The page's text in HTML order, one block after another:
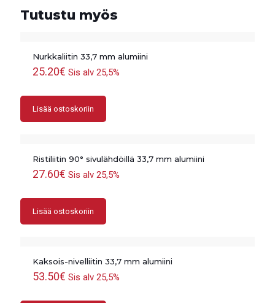
Tutustu myös
Nurkkaliitin 33,7 mm alumiini
25.20€ Sis alv 25,5%
Lisää ostoskoriin
Ristiliitin 90° sivulähdöillä 33,7 mm alumiini
27.60€ Sis alv 25,5%
Lisää ostoskoriin
Kaksois-nivelliitin 33,7 mm alumiini
53.50€ Sis alv 25,5%